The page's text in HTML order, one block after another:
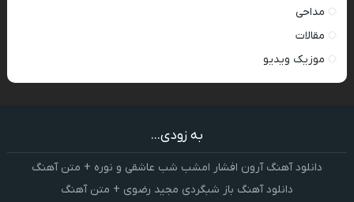
مداحی
مقالات
موزیک ویدیو
به زودی...
دانلود آهنگ آرون افشار امشب شب عاشقی و نوره + متن آهنگ
دانلود آهنگ باز شبگردی مجید رضوی + متن آهنگ